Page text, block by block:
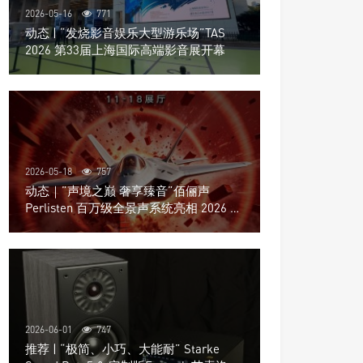
2026-05-16 771
动态 | “发烧影音娱乐大型游乐场”TAS
2026 第33届上海国际高端影音展开幕
2026-05-18 757
动态｜”声境之巅 奢享臻音”佰俪声
Perlisten 百万级全景声系统亮相 2026 北
京国际音响展
2026-06-01 747
推荐 | “极简、小巧、大能耐” Starke